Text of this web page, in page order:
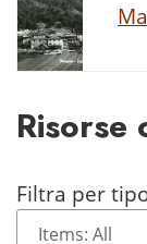
Risorse
Filtra per